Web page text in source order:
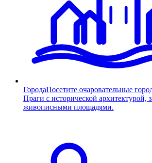
ГородаПосетите очаровательные
Праги с исторической архитектурой,
живописными площадями.